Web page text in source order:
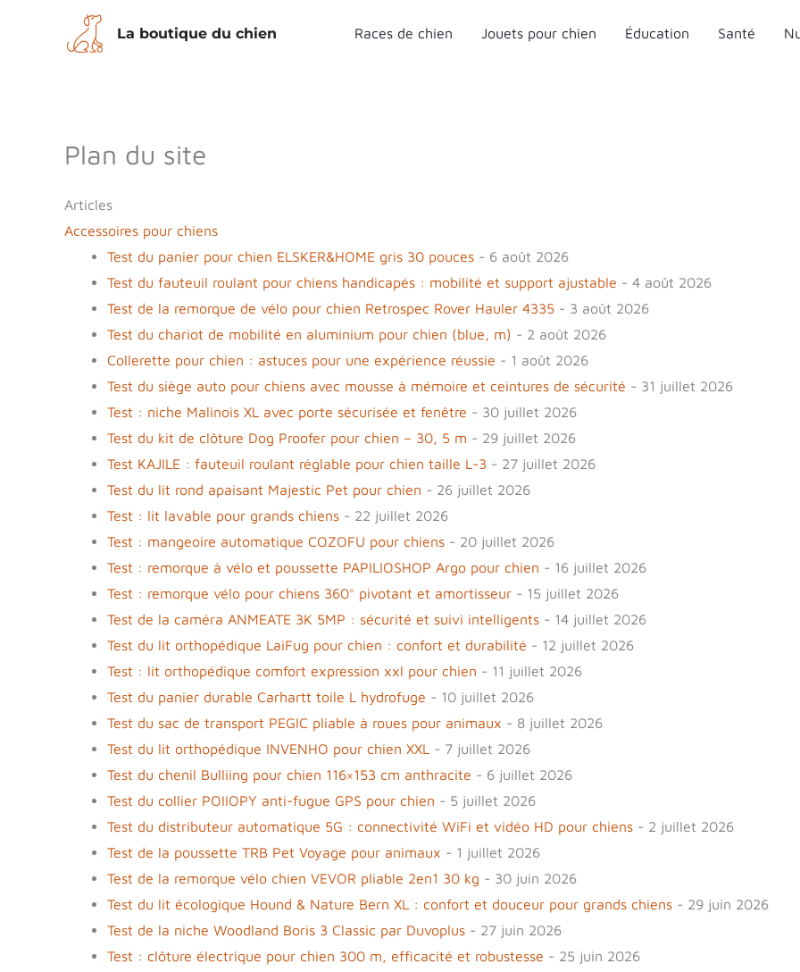
La boutique du chien Races de chien Jouets pour chien Éducation Santé
Plan du site
Articles
Accessoires pour chiens
Test du panier pour chien ELSKER&HOME gris 30 pouces - 6 août 2026
Test du fauteuil roulant pour chiens handicapés : mobilité et support ajustable - 4 août 2026
Test de la remorque de vélo pour chien Retrospec Rover Hauler 4335 - 3 août 2026
Test du chariot de mobilité en aluminium pour chien (blue, m) - 2 août 2026
Collerette pour chien : astuces pour une expérience réussie - 1 août 2026
Test du siège auto pour chiens avec mousse à mémoire et ceintures de sécurité - 31 juillet 2026
Test : niche Malinois XL avec porte sécurisée et fenêtre - 30 juillet 2026
Test du kit de clôture Dog Proofer pour chien – 30, 5 m - 29 juillet 2026
Test KAJILE : fauteuil roulant réglable pour chien taille L-3 - 27 juillet 2026
Test du lit rond apaisant Majestic Pet pour chien - 26 juillet 2026
Test : lit lavable pour grands chiens - 22 juillet 2026
Test : mangeoire automatique COZOFU pour chiens - 20 juillet 2026
Test : remorque à vélo et poussette PAPILIOSHOP Argo pour chien - 16 juillet 2026
Test : remorque vélo pour chiens 360° pivotant et amortisseur - 15 juillet 2026
Test de la caméra ANMEATE 3K 5MP : sécurité et suivi intelligents - 14 juillet 2026
Test du lit orthopédique LaiFug pour chien : confort et durabilité - 12 juillet 2026
Test : lit orthopédique comfort expression xxl pour chien - 11 juillet 2026
Test du panier durable Carhartt toile L hydrofuge - 10 juillet 2026
Test du sac de transport PEGIC pliable à roues pour animaux - 8 juillet 2026
Test du lit orthopédique INVENHO pour chien XXL - 7 juillet 2026
Test du chenil Bulliing pour chien 116×153 cm anthracite - 6 juillet 2026
Test du collier POIIOPY anti-fugue GPS pour chien - 5 juillet 2026
Test du distributeur automatique 5G : connectivité WiFi et vidéo HD pour chiens - 2 juillet 2026
Test de la poussette TRB Pet Voyage pour animaux - 1 juillet 2026
Test de la remorque vélo chien VEVOR pliable 2en1 30 kg - 30 juin 2026
Test du lit écologique Hound & Nature Bern XL : confort et douceur pour grands chiens - 29 juin 2026
Test de la niche Woodland Boris 3 Classic par Duvoplus - 27 juin 2026
Test : clôture électrique pour chien 300 m, efficacité et robustesse - 25 juin 2026